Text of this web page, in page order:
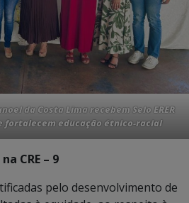
da Costa Lima recebem Selo ERER
fortalecem educação étnico-racial
CRE – 9
pelo desenvolvimento de